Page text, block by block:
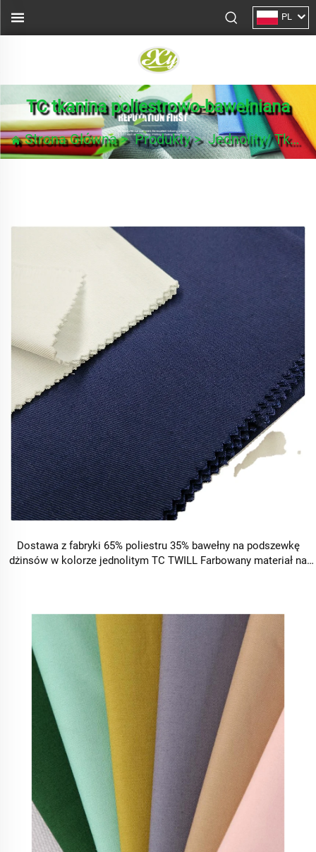
PL
TC tkanina poliestrowo-bawełniana
Strona Główna>Produkty>Jednolity/ Tkanina na garnitury
Dostawa z fabryki 65% poliestru 35% bawełny na podszewkę
dżinsów w kolorze jednolitym TC TWILL Farbowany materiał na